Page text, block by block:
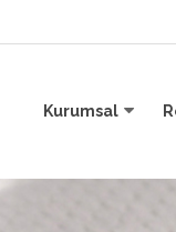
Kurumsal